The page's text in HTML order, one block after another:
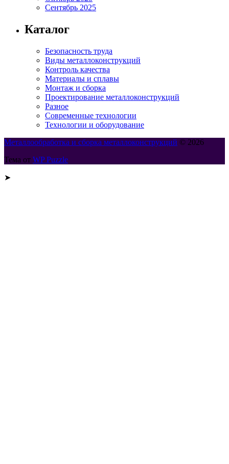
Сентябрь 2025
Каталог
Безопасность труда
Виды металлоконструкций
Контроль качества
Материалы и сплавы
Монтаж и сборка
Проектирование металлоконструкций
Разное
Современные технологии
Технологии и оборудование
Металлообработка и сборка металлоконструкций © 2026
Тема от WP Puzzle
➤